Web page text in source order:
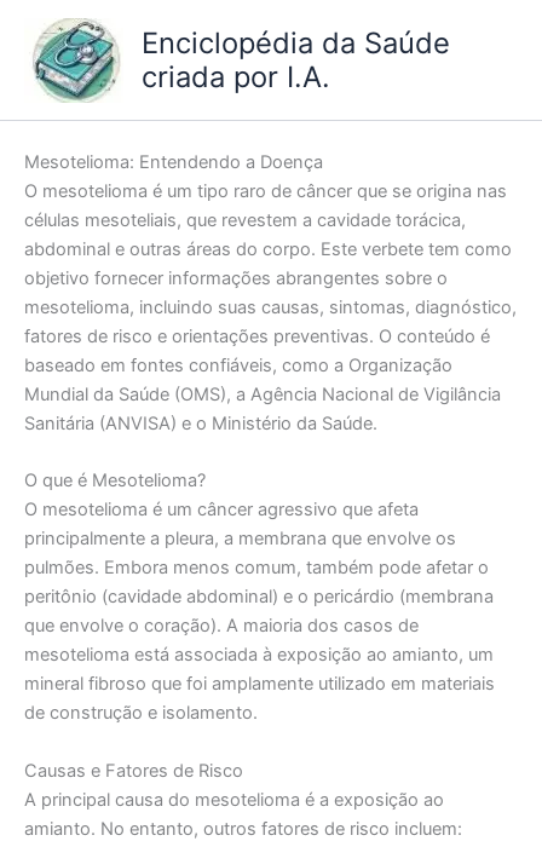
conteúdo
Enciclopédia da Saúde
criada por I.A.
Mesotelioma: Entendendo a Doença
O mesotelioma é um tipo raro de câncer que se origina nas
células mesoteliais, que revestem a cavidade torácica,
abdominal e outras áreas do corpo. Este verbete tem como
objetivo fornecer informações abrangentes sobre o
mesotelioma, incluindo suas causas, sintomas, diagnóstico,
fatores de risco e orientações preventivas. O conteúdo é
baseado em fontes confiáveis, como a Organização
Mundial da Saúde (OMS), a Agência Nacional de Vigilância
Sanitária (ANVISA) e o Ministério da Saúde.
O que é Mesotelioma?
O mesotelioma é um câncer agressivo que afeta
principalmente a pleura, a membrana que envolve os
pulmões. Embora menos comum, também pode afetar o
peritônio (cavidade abdominal) e o pericárdio (membrana
que envolve o coração). A maioria dos casos de
mesotelioma está associada à exposição ao amianto, um
mineral fibroso que foi amplamente utilizado em materiais
de construção e isolamento.
Causas e Fatores de Risco
A principal causa do mesotelioma é a exposição ao
amianto. No entanto, outros fatores de risco incluem: